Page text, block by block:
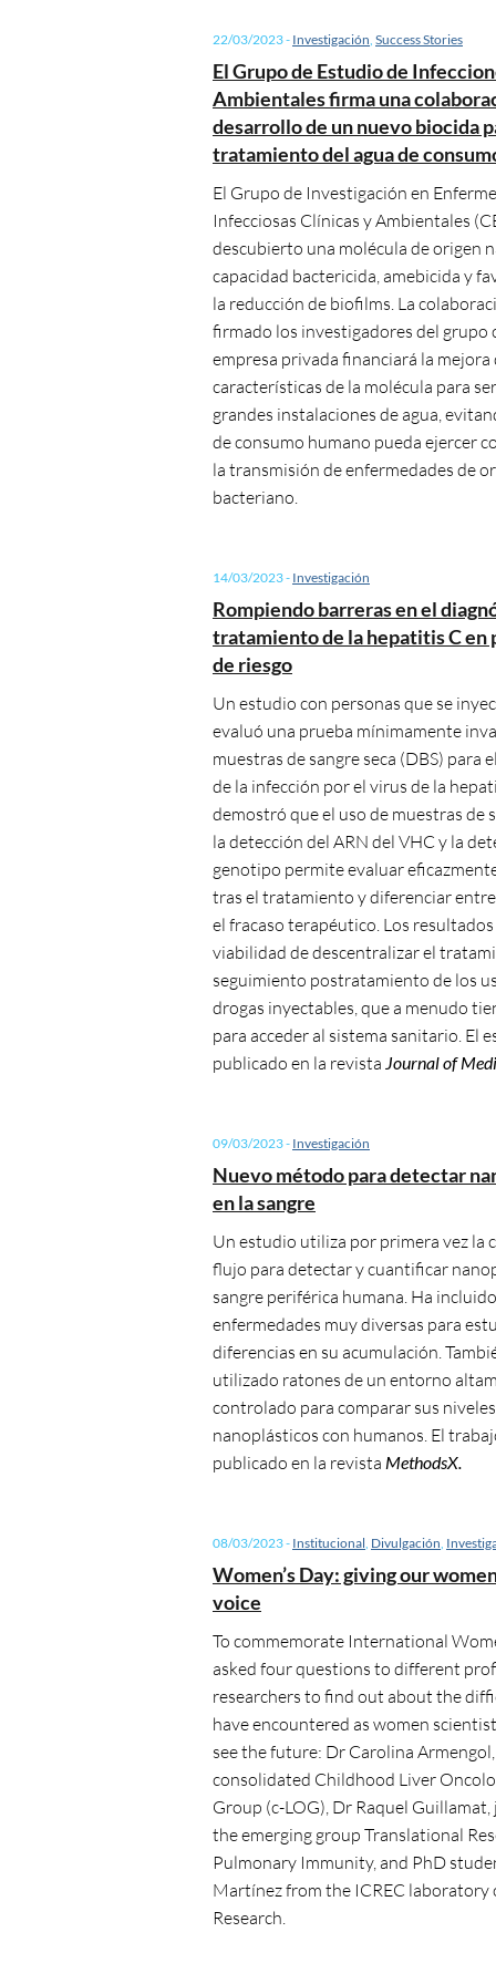
22/03/2023- Investigación, Success Stories
El Grupo de Estudio de
Ambientales firma una
desarrollo de un nuevo biocida
tratamiento del agua de
El Grupo de Investigación en
Infecciosas Clínicas y Ambientales
descubierto una molécula de origen
capacidad bactericida, amebicida y
la reducción de biofilms. La
firmado los investigadores del grupo
empresa privada financiará la mejora
características de la molécula para
grandes instalaciones de agua,
de consumo humano pueda ejercer
la transmisión de enfermedades de
bacteriano.
14/03/2023- Investigación
Rompiendo barreras en el
tratamiento de la hepatitis C en
de riesgo
Un estudio con personas que se
evaluó una prueba mínimamente
muestras de sangre seca (DBS) para
de la infección por el virus de la
demostró que el uso de muestras de
la detección del ARN del VHC y la
genotipo permite evaluar
tras el tratamiento y diferenciar
el fracaso terapéutico. Los
viabilidad de descentralizar el
seguimiento postratamiento de los
drogas inyectables, que a menudo
para acceder al sistema sanitario. El
publicado en la revista Journal of
09/03/2023- Investigación
Nuevo método para detectar
en la sangre
Un estudio utiliza por primera vez la
flujo para detectar y cuantificar
sangre periférica humana. Ha
enfermedades muy diversas para
diferencias en su acumulación.
utilizado ratones de un entorno
controlado para comparar sus
nanoplásticos con humanos. El
publicado en la revista MethodsX.
08/03/2023- Institucional, Divulgación,
Women’s Day: giving our
voice
To commemorate International
asked four questions to different
researchers to find out about the
have encountered as women
see the future: Dr Carolina
consolidated Childhood Liver
Group (c-LOG), Dr Raquel
the emerging group Translational
Pulmonary Immunity, and PhD
Martínez from the ICREC laboratory
Research.